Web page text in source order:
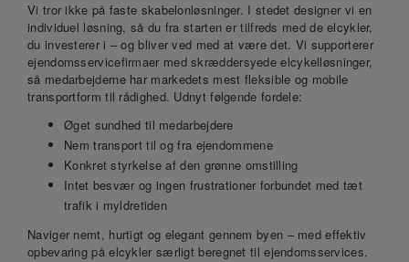
Vi tror ikke på faste skabelonløsninger. I stedet designer vi en
individuel løsning, så du fra starten er tilfreds med de elcykler,
du investerer i – og bliver ved med at være det. Vi supporterer
ejendomsservicefirmaer med skræddersyede elcykelløsninger,
så medarbejderne har markedets mest fleksible og mobile
transportform til rådighed. Udnyt følgende fordele:
Øget sundhed til medarbejdere
Nem transport til og fra ejendommene
Konkret styrkelse af den grønne omstilling
Intet besvær og ingen frustrationer forbundet med tæt
trafik i myldretiden
Naviger nemt, hurtigt og elegant gennem byen – med effektiv
opbevaring på elcykler særligt beregnet til ejendomsservices.